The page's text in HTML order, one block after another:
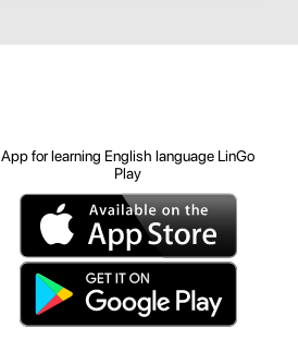
App for learning English language LinGo
Play